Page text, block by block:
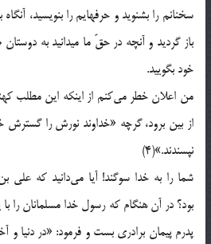
سخنانم را بشنوید و حرفهایم را بنویسید،
باز گردید و آنچه در حقّ ما میدانید به
خود بگویید.
من اعلان خطر می‌کنم از اینکه این مطلب
از بین برود، گرچه «خداوند نورش را گسترش
نپسندند.»(4)
شما را به خدا سوگند! آیا می‌دانید که علی
بود؟ در آن هنگام که رسول خدا مسلمانان را
پدرم پیمان برادری بست و فرمود: «در دنیا و